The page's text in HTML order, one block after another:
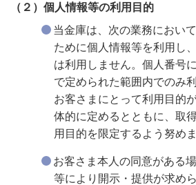
（２）個人情報等の利用目的
当金庫は、次の業務におい
ために個人情報等を利用し
は利用しません。個人番号
で定められた範囲内でのみ
お客さまにとって利用目的
体的に定めるとともに、取
用目的を限定するよう努めま
お客さま本人の同意がある
等により開示・提供が求め